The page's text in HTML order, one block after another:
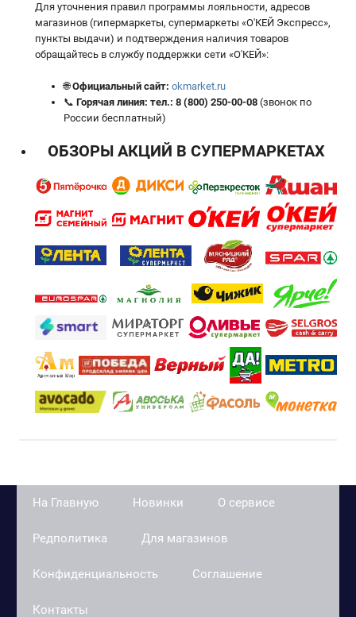
Для уточнения правил программы лояльности, адресов
магазинов (гипермаркеты, супермаркеты «О'КЕЙ Экспресс»,
пункты выдачи) и подтверждения наличия товаров
обращайтесь в службу поддержки сети «О'КЕЙ»:
🌐Официальный сайт: okmarket.ru
📞 Горячая линия: тел.: 8 (800) 250-00-08(звонок по
России бесплатный)
ОБЗОРЫ АКЦИЙ В СУПЕРМАРКЕТАХ
На Главную Новинки О сервисе
Редполитика Для магазинов
Конфиденциальность Соглашение
Контакты